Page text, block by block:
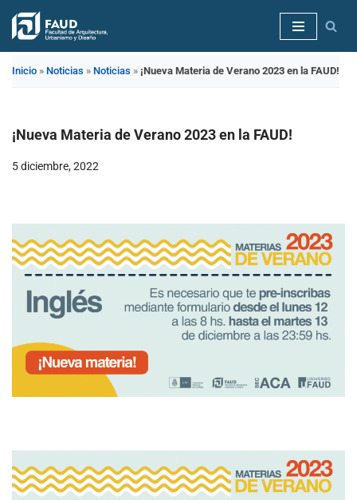
Saltar
Inicio » Noticias » Noticias » ¡Nueva Materia de Verano 2023 en la FAUD!
¡Nueva Materia de Verano 2023 en la FAUD!
5 diciembre, 2022